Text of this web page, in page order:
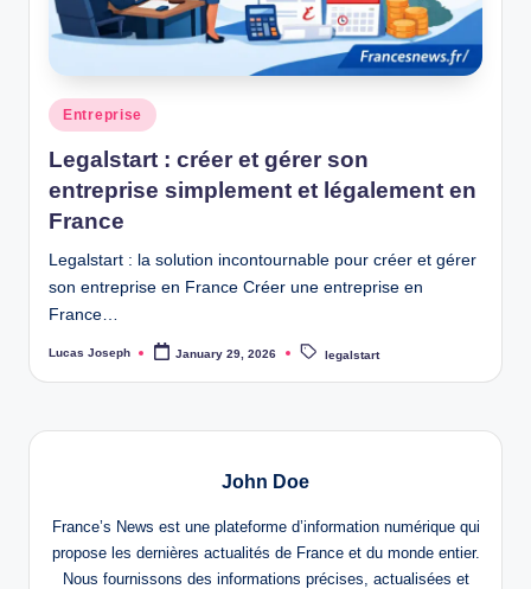
w
Posted
in
Entreprise
Legalstart : créer et gérer son
entreprise simplement et légalement en
France
Legalstart : la solution incontournable pour créer et gérer
son entreprise en France Créer une entreprise en
France…
Posted
Lucas Joseph January 29, 2026
Tags: legalstart
John Doe
France’s News est une plateforme d’information numérique qui
propose les dernières actualités de France et du monde entier.
Nous fournissons des informations précises, actualisées et